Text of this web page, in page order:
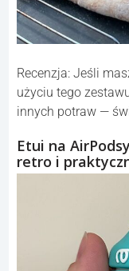
Recenzja: Jeśli
użyciu tego
innych potraw —
Etui na
retro i